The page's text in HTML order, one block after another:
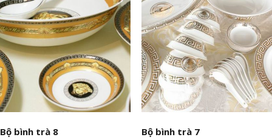
Bộ bình trà 8 Bộ bình trà 7